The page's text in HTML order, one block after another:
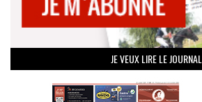
JE VEUX LIRE LE JOURNAL